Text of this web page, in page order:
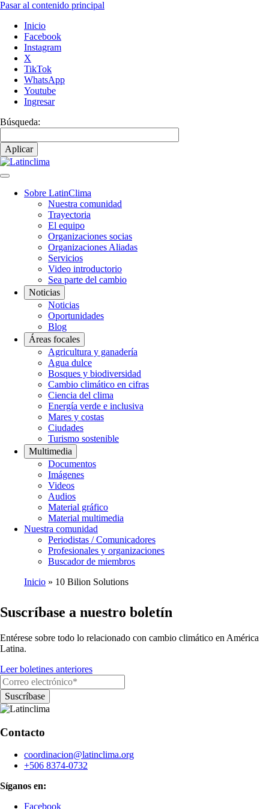
Pasar al contenido principal
Inicio
Facebook
Instagram
X
TikTok
WhatsApp
Youtube
Ingresar
Búsqueda:
Navegación
Sobre LatinClima
Nuestra comunidad
Trayectoria
El equipo
Organizaciones socias
Organizaciones Aliadas
Servicios
Video introductorio
Sea parte del cambio
Noticias
Noticias
Oportunidades
Blog
Áreas focales
Agricultura y ganadería
Agua dulce
Bosques y biodiversidad
Cambio climático en cifras
Ciencia del clima
Energía verde e inclusiva
Mares y costas
Ciudades
Turismo sostenible
Multimedia
Documentos
Imágenes
Videos
Audios
Material gráfico
Material multimedia
Nuestra comunidad
Periodistas / Comunicadores
Profesionales y organizaciones
Buscador de miembros
de
Inicio 10 Bilion Solutions
Suscríbase a nuestro boletín
Entérese sobre todo lo relacionado con cambio climático en América
Latina.
Leer boletines anteriores
Contacto
coordinacion@latinclima.org
+506 8374-0732
Síganos en:
Facebook